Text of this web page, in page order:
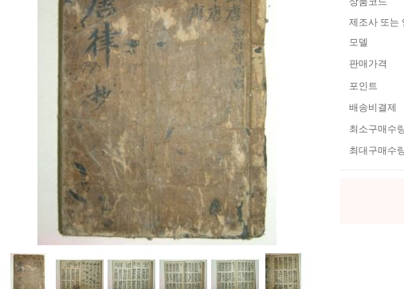
제조사 또는
모델
판매가격
포인트
배송비결제
최소구매수
최대구매수